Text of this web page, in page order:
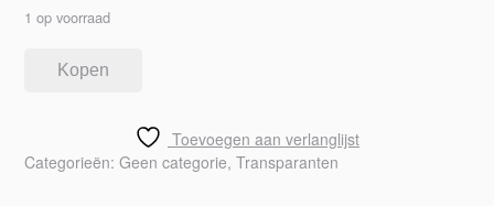
1 op voorraad
Kopen
Toevoegen aan verlanglijst
Categorieën:Geen categorie,Transparanten